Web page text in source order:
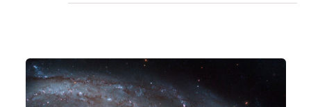
（一）